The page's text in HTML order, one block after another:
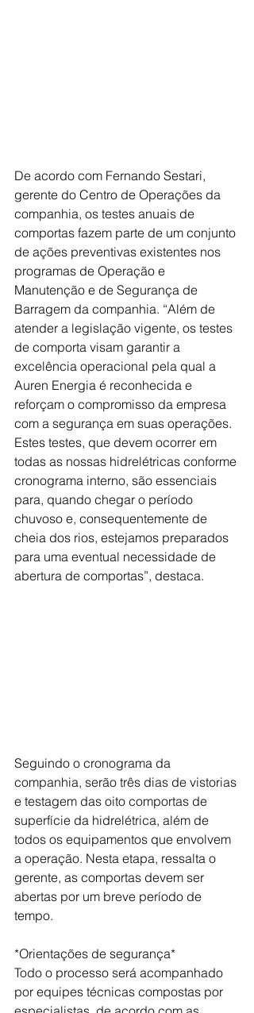
De acordo com Fernando Sestari,
gerente do Centro de Operações da
companhia, os testes anuais de
comportas fazem parte de um conjunto
de ações preventivas existentes nos
programas de Operação e
Manutenção e de Segurança de
Barragem da companhia. “Além de
atender a legislação vigente, os testes
de comporta visam garantir a
excelência operacional pela qual a
Auren Energia é reconhecida e
reforçam o compromisso da empresa
com a segurança em suas operações.
Estes testes, que devem ocorrer em
todas as nossas hidrelétricas conforme
cronograma interno, são essenciais
para, quando chegar o período
chuvoso e, consequentemente de
cheia dos rios, estejamos preparados
para uma eventual necessidade de
abertura de comportas”, destaca.
Seguindo o cronograma da
companhia, serão três dias de vistorias
e testagem das oito comportas de
superfície da hidrelétrica, além de
todos os equipamentos que envolvem
a operação. Nesta etapa, ressalta o
gerente, as comportas devem ser
abertas por um breve período de
tempo.
*Orientações de segurança*
Todo o processo será acompanhado
por equipes técnicas compostas por